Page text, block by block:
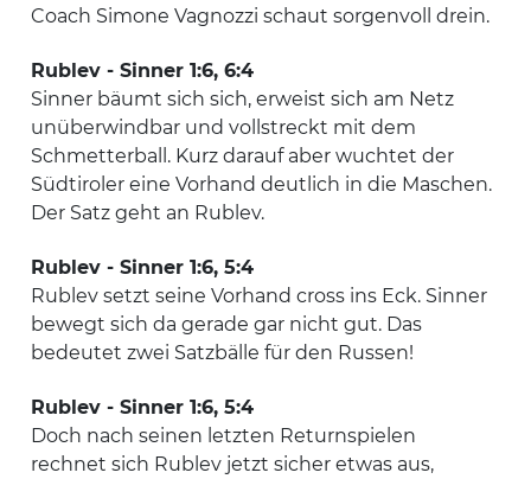
Coach Simone Vagnozzi schaut sorgenvoll drein.
Rublev - Sinner 1:6, 6:4
Sinner bäumt sich sich, erweist sich am Netz
unüberwindbar und vollstreckt mit dem
Schmetterball. Kurz darauf aber wuchtet der
Südtiroler eine Vorhand deutlich in die Maschen.
Der Satz geht an Rublev.
Rublev - Sinner 1:6, 5:4
Rublev setzt seine Vorhand cross ins Eck. Sinner
bewegt sich da gerade gar nicht gut. Das
bedeutet zwei Satzbälle für den Russen!
Rublev - Sinner 1:6, 5:4
Doch nach seinen letzten Returnspielen
rechnet sich Rublev jetzt sicher etwas aus,